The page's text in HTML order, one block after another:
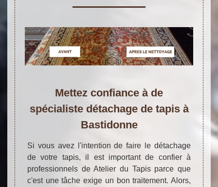
Mettez confiance à de
spécialiste détachage de tapis à
Bastidonne
Si vous avez l'intention de faire le détachage
de votre tapis, il est important de confier à
professionnels de Atelier du Tapis parce que
c'est une tâche exige un bon traitement. Alors,